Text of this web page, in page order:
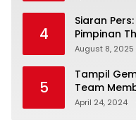
4
Siaran
Pimpinan
Jaga Umat
August 8, 2025
5
Tampil
Team
April 24, 2024